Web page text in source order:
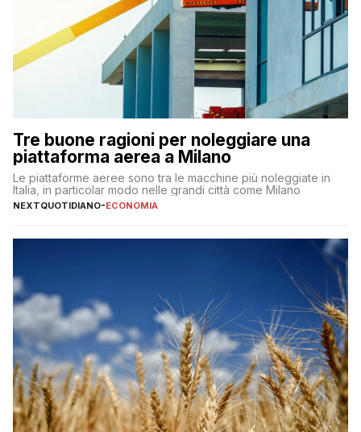
Tre buone ragioni per noleggiare una
piattaforma aerea a Milano
Le piattaforme aeree sono tra le macchine più noleggiate in
Italia, in particolar modo nelle grandi città come Milano
NEXTQUOTIDIANO-ECONOMIA